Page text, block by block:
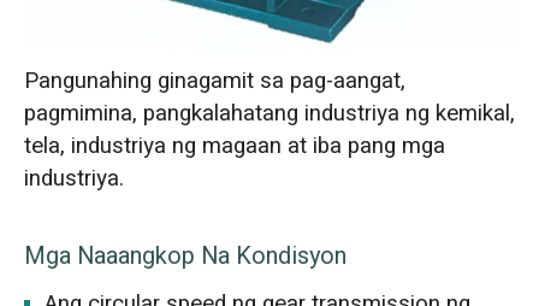
Pangunahing ginagamit sa pag-aangat,
pagmimina, pangkalahatang industriya ng kemikal,
tela, industriya ng magaan at iba pang mga
industriya.
Mga Naaangkop Na Kondisyon